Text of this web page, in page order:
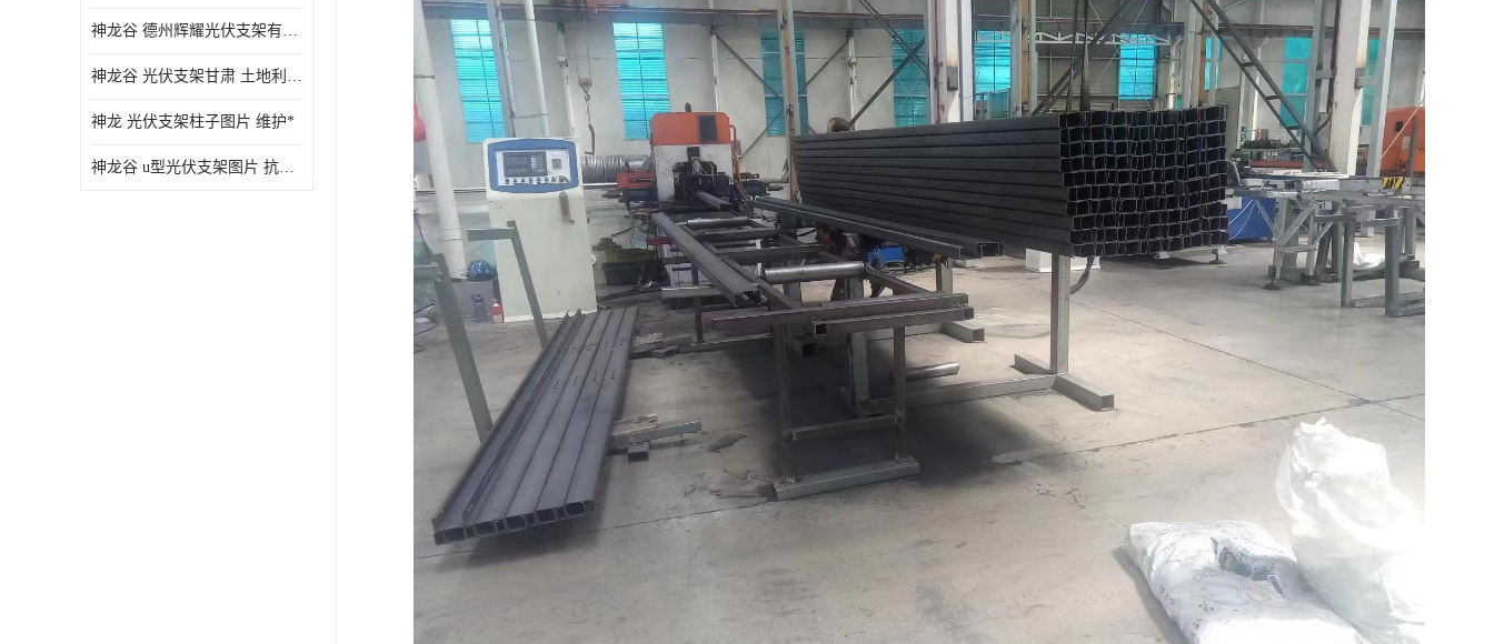
神龙谷 德州辉耀光伏支架有限公司 材质多样
神龙谷 光伏支架甘肃 土地利用率高
神龙 光伏支架柱子图片 维护*
神龙谷 u型光伏支架图片 抗紫外线